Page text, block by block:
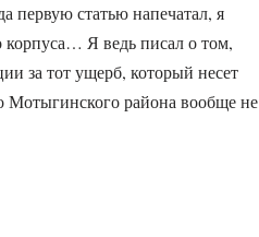
первую статью напечатал, я
корпуса… Я ведь писал о том,
за тот ущерб, который несет
Мотыгинского района вообще не